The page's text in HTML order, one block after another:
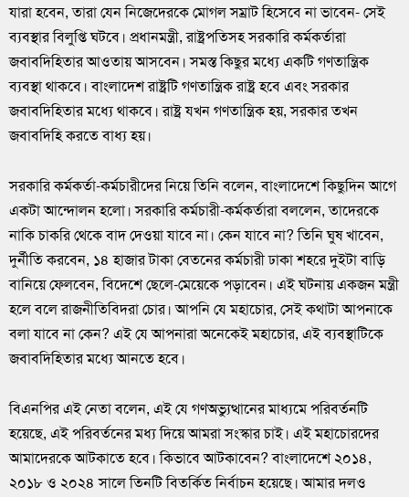
যারা হবেন, তারা যেন নিজেদেরকে মোগল সম্রাট হিসেবে না ভাবেন- সেই
ব্যবস্থার বিলুপ্তি ঘটবে। প্রধানমন্ত্রী, রাষ্ট্রপতিসহ সরকারি কর্মকর্তারা
জবাবদিহিতার আওতায় আসবেন। সমস্ত কিছুর মধ্যে একটি গণতান্ত্রিক
ব্যবস্থা থাকবে। বাংলাদেশ রাষ্ট্রটি গণতান্ত্রিক রাষ্ট্র হবে এবং সরকার
জবাবদিহিতার মধ্যে থাকবে। রাষ্ট্র যখন গণতান্ত্রিক হয়, সরকার তখন
জবাবদিহি করতে বাধ্য হয়।
সরকারি কর্মকর্তা-কর্মচারীদের নিয়ে তিনি বলেন, বাংলাদেশে কিছুদিন আগে
একটা আন্দোলন হলো। সরকারি কর্মচারী-কর্মকর্তারা বললেন, তাদেরকে
নাকি চাকরি থেকে বাদ দেওয়া যাবে না। কেন যাবে না? তিনি ঘুষ খাবেন,
দুর্নীতি করবেন, ১৪ হাজার টাকা বেতনের কর্মচারী ঢাকা শহরে দুইটা বাড়ি
বানিয়ে ফেলবেন, বিদেশে ছেলে-মেয়েকে পড়াবেন। এই ঘটনায় একজন মন্ত্রী
হলে বলে রাজনীতিবিদরা চোর। আপনি যে মহাচোর, সেই কথাটা আপনাকে
বলা যাবে না কেন? এই যে আপনারা অনেকেই মহাচোর, এই ব্যবস্থাটিকে
জবাবদিহিতার মধ্যে আনতে হবে।
বিএনপির এই নেতা বলেন, এই যে গণঅভ্যুত্থানের মাধ্যমে পরিবর্তনটি
হয়েছে, এই পরিবর্তনের মধ্য দিয়ে আমরা সংস্কার চাই। এই মহাচোরদের
আমাদেরকে আটকাতে হবে। কিভাবে আটকাবেন? বাংলাদেশে ২০১৪,
২০১৮ ও ২০২৪ সালে তিনটি বিতর্কিত নির্বাচন হয়েছে। আমার দলও